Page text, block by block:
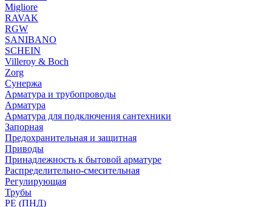
Migliore
RAVAK
RGW
SANIBANO
SCHEIN
Villeroy & Boch
Zorg
Сунержа
Арматура и трубопроводы
Арматура
Арматура для подключения сантехники
Запорная
Предохранительная и защитная
Приводы
Принадлежность к бытовой арматуре
Распределительно-смесительная
Регулирующая
Трубы
PE (ПНД)